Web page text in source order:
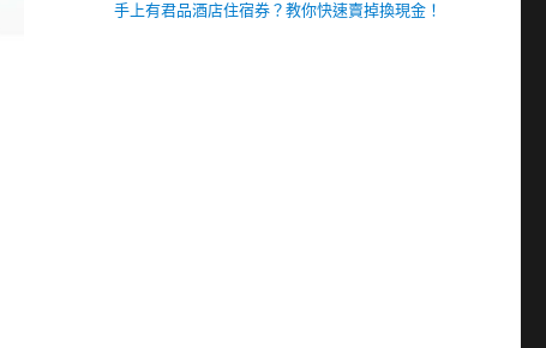
手上有君品酒店住宿券？教你快速賣掉換現金！